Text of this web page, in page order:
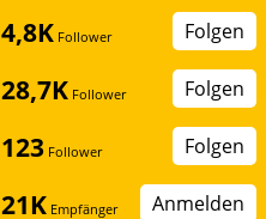
4,8K Follower Folgen
28,7K Follower Folgen
123 Follower Folgen
21K Empfänger Anmelden